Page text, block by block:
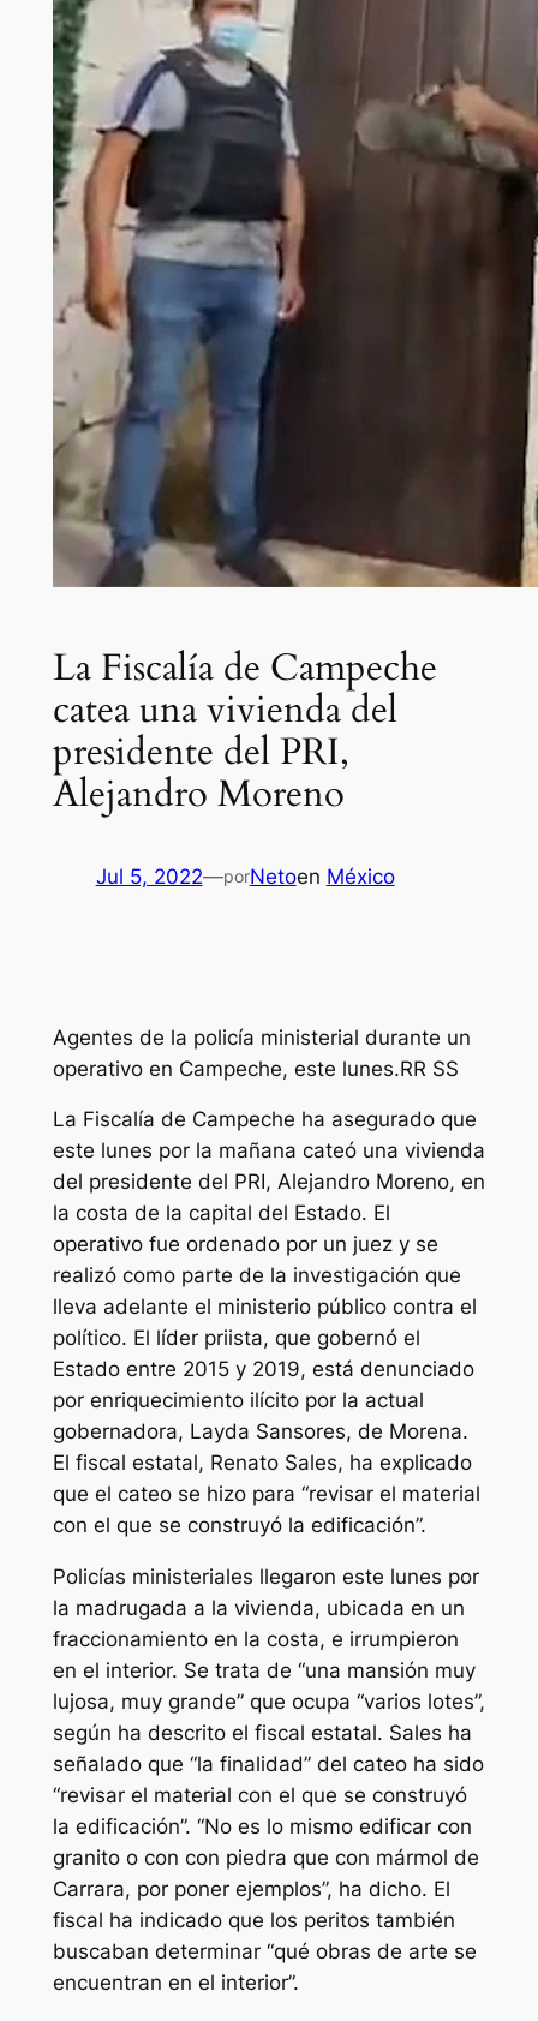
La Fiscalía de Campeche
catea una vivienda del
presidente del PRI,
Alejandro Moreno
Jul 5, 2022—porNetoen México
Agentes de la policía ministerial durante un
operativo en Campeche, este lunes.RR SS
La Fiscalía de Campeche ha asegurado que
este lunes por la mañana cateó una vivienda
del presidente del PRI, Alejandro Moreno, en
la costa de la capital del Estado. El
operativo fue ordenado por un juez y se
realizó como parte de la investigación que
lleva adelante el ministerio público contra el
político. El líder priista, que gobernó el
Estado entre 2015 y 2019, está denunciado
por enriquecimiento ilícito por la actual
gobernadora, Layda Sansores, de Morena.
El fiscal estatal, Renato Sales, ha explicado
que el cateo se hizo para “revisar el material
con el que se construyó la edificación”.
Policías ministeriales llegaron este lunes por
la madrugada a la vivienda, ubicada en un
fraccionamiento en la costa, e irrumpieron
en el interior. Se trata de “una mansión muy
lujosa, muy grande” que ocupa “varios lotes”,
según ha descrito el fiscal estatal. Sales ha
señalado que “la finalidad” del cateo ha sido
“revisar el material con el que se construyó
la edificación”. “No es lo mismo edificar con
granito o con con piedra que con mármol de
Carrara, por poner ejemplos”, ha dicho. El
fiscal ha indicado que los peritos también
buscaban determinar “qué obras de arte se
encuentran en el interior”.